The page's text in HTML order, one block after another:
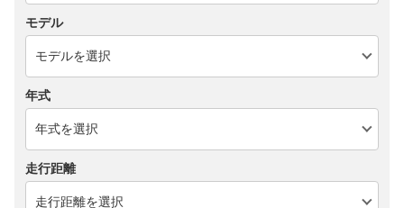
モデル
年式
走行距離